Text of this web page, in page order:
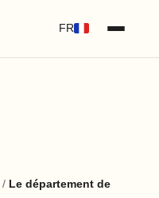
FR
/ Le département de